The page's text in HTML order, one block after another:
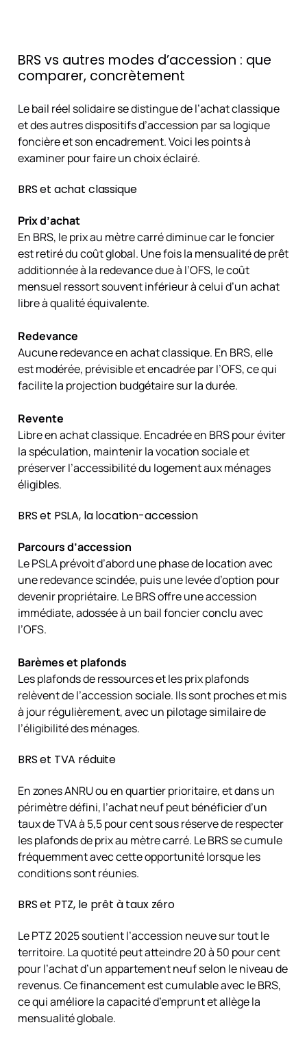
BRS vs autres modes d’accession : que
comparer, concrètement
Le bail réel solidaire se distingue de l’achat classique
et des autres dispositifs d’accession par sa logique
foncière et son encadrement. Voici les points à
examiner pour faire un choix éclairé.
BRS et achat classique
Prix d’achat
En BRS, le prix au mètre carré diminue car le foncier
est retiré du coût global. Une fois la mensualité de prêt
additionnée à la redevance due à l’OFS, le coût
mensuel ressort souvent inférieur à celui d’un achat
libre à qualité équivalente.
Redevance
Aucune redevance en achat classique. En BRS, elle
est modérée, prévisible et encadrée par l’OFS, ce qui
facilite la projection budgétaire sur la durée.
Revente
Libre en achat classique. Encadrée en BRS pour éviter
la spéculation, maintenir la vocation sociale et
préserver l’accessibilité du logement aux ménages
éligibles.
BRS et PSLA, la location-accession
Parcours d’accession
Le PSLA prévoit d’abord une phase de location avec
une redevance scindée, puis une levée d’option pour
devenir propriétaire. Le BRS offre une accession
immédiate, adossée à un bail foncier conclu avec
l’OFS.
Barèmes et plafonds
Les plafonds de ressources et les prix plafonds
relèvent de l’accession sociale. Ils sont proches et mis
à jour régulièrement, avec un pilotage similaire de
l’éligibilité des ménages.
BRS et TVA réduite
En zones ANRU ou en quartier prioritaire, et dans un
périmètre défini, l’achat neuf peut bénéficier d’un
taux de TVA à 5,5 pour cent sous réserve de respecter
les plafonds de prix au mètre carré. Le BRS se cumule
fréquemment avec cette opportunité lorsque les
conditions sont réunies.
BRS et PTZ, le prêt à taux zéro
Le PTZ 2025 soutient l’accession neuve sur tout le
territoire. La quotité peut atteindre 20 à 50 pour cent
pour l’achat d’un appartement neuf selon le niveau de
revenus. Ce financement est cumulable avec le BRS,
ce qui améliore la capacité d’emprunt et allège la
mensualité globale.